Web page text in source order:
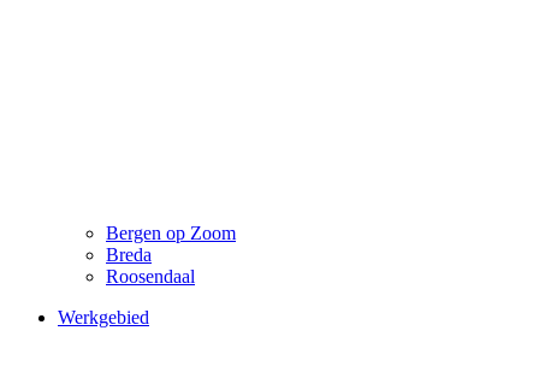
Bergen op Zoom
Breda
Roosendaal
Werkgebied